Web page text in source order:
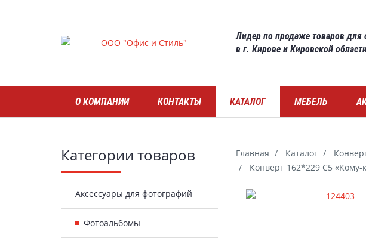
Лидер по продаже товаров для
в г. Кирове и Кировской
НавигацияО КОМПАНИИ КОНТАКТЫ КАТАЛОГ МЕБЕЛЬ
Главная Каталог
Конверт 162*229 С5 «Кому-
Галерея
Боковая
панель
Категории товаров
Аксессуары для фотографий
Фотоальбомы